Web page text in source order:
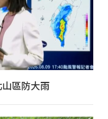
區防大雨